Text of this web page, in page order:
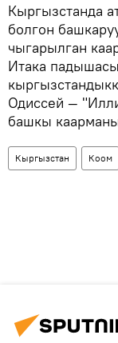
Кыргызстанда
болгон
чыгарылган
Итака
Одиссей —
башкы
Кыргызстан Коом